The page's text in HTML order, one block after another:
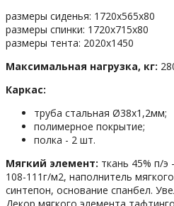
размеры сиденья: 1720х565х80
размеры спинки: 1720х715х80
размеры тента: 2020х1450
Максимальная нагрузка, кг:
Каркас:
труба стальная Ø38х1,2мм;
полимерное покрытие;
полка - 2 шт.
Мягкий элемент: ткань 45% п/э
108-111г/м2, наполнитель
синтепон, основание спанбел.